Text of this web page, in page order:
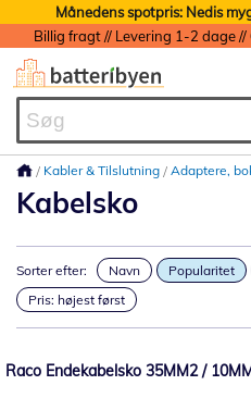
Månedens spotpris: Nedis
Kabler & Tilslutning Adaptere,
Kabelsko
Sorter efter: Navn Popularitet
Pris: højest først
Raco Endekabelsko 35MM2 /